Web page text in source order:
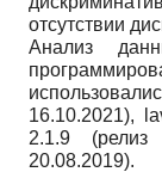
отсутствии
Анализ
16.10.2021),
2.1.9 (релиз
20.08.2019).